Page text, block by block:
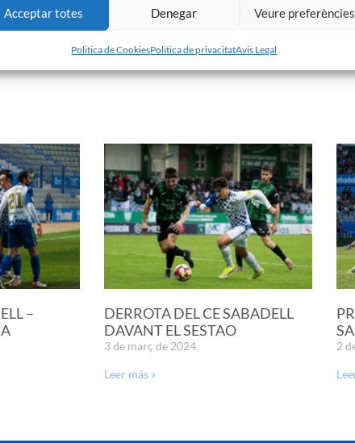
Acceptar totes Denegar Veure preferències
Politica de CookiesPolitica de privacitatAvis Legal
–
DERROTA DEL CE SABADELL
DAVANT EL SESTAO
3 de març de 2024
Leer más »
2